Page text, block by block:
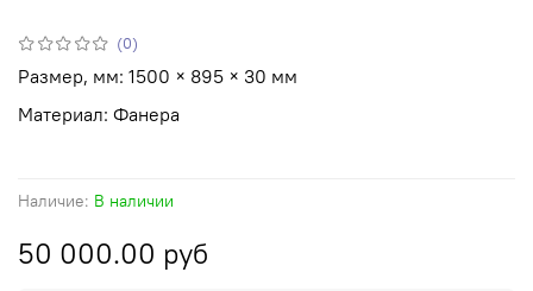
(0)
Наличие: В наличии
50 000.00 руб
Размер, мм: 1500 × 895 × 30 мм
Материал: Фанера